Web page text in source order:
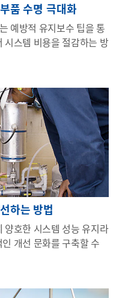
품 수명 극대화
예방적 유지보수 팁을 통
스템 비용을 절감하는 방
하는 방법
양호한 시스템 성능 유지라
개선 문화를 구축할 수